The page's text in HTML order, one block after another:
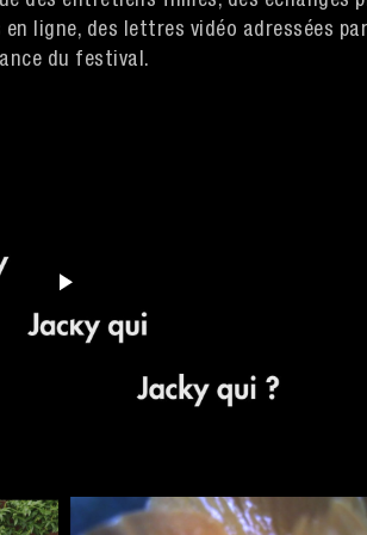
ligne, des lettres vidéo adressées
du festival.